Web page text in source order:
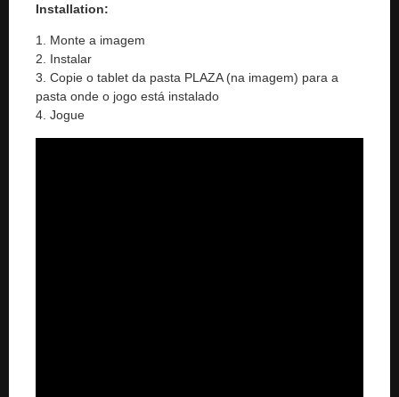
Installation:
1. Monte a imagem
2. Instalar
3. Copie o tablet da pasta PLAZA (na imagem) para a
pasta onde o jogo está instalado
4. Jogue